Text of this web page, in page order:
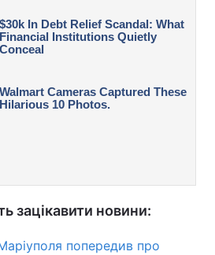
зацікавити новини:
попередив про